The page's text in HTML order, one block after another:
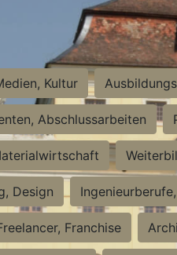
Kultur
Abschlussarbeiten
Design
Franchise